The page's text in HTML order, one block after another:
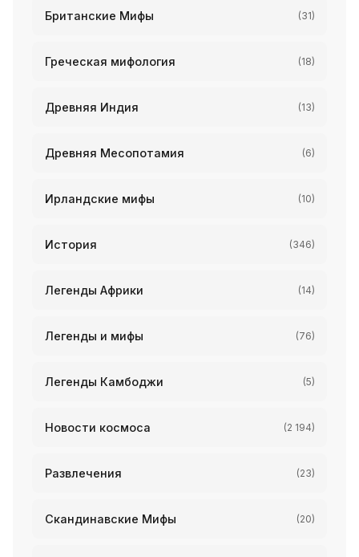
Британские Мифы (31)
Греческая мифология (18)
Древняя Индия (13)
Древняя Месопотамия (6)
Ирландские мифы (10)
История (346)
Легенды Африки (14)
Легенды и мифы (76)
Легенды Камбоджи (5)
Новости космоса (2 194)
Развлечения (23)
Скандинавские Мифы (20)